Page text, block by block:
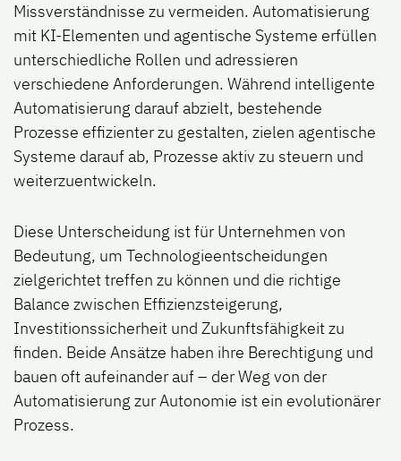
Missverständnisse zu vermeiden. Automatisierung
mit KI-Elementen und agentische Systeme erfüllen
unterschiedliche Rollen und adressieren
verschiedene Anforderungen. Während intelligente
Automatisierung darauf abzielt, bestehende
Prozesse effizienter zu gestalten, zielen agentische
Systeme darauf ab, Prozesse aktiv zu steuern und
weiterzuentwickeln.
Diese Unterscheidung ist für Unternehmen von
Bedeutung, um Technologieentscheidungen
zielgerichtet treffen zu können und die richtige
Balance zwischen Effizienzsteigerung,
Investitionssicherheit und Zukunftsfähigkeit zu
finden. Beide Ansätze haben ihre Berechtigung und
bauen oft aufeinander auf – der Weg von der
Automatisierung zur Autonomie ist ein evolutionärer
Prozess.